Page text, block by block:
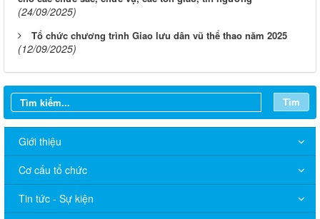
Giới thiệu
Tin tức - Sự kiện
Văn bản
Cải cách hành chính
Lấy ý kiến người dân